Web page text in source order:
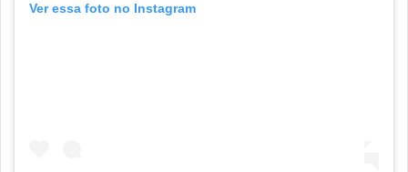
Ver essa foto no Instagram